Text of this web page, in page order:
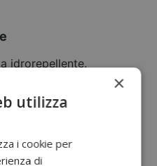
idrorepellente.
d'aria traspirante
disperdono l'umidità.
espanso, non
×
utilizza
i cookie per
di